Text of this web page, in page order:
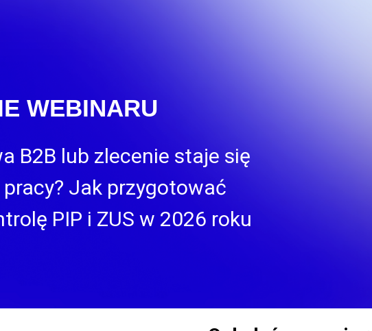
WEBINARU
B2B lub zlecenie staje się
Jak przygotować
PIP i ZUS w 2026 roku